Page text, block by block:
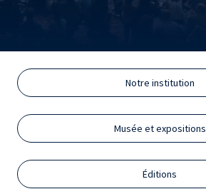
Notre institution
Musée et expositions
Éditions